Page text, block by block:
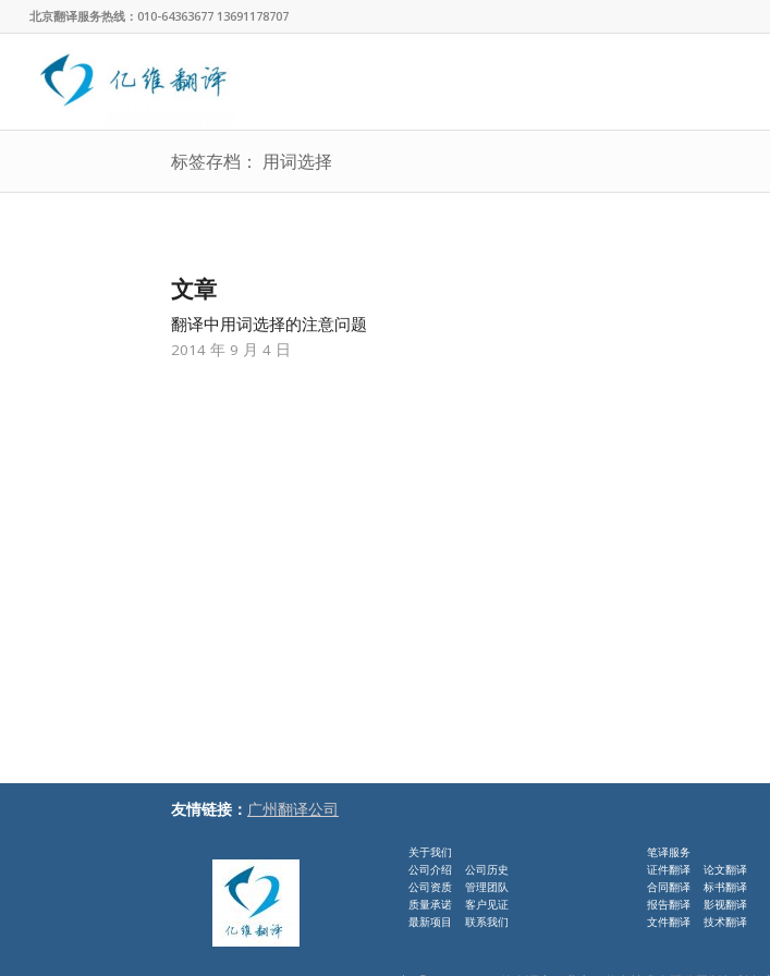
北京翻译服务热线：010-64363677 13691178707
标签存档： 用词选择
文章
翻译中用词选择的注意问题
2014 年 9 月 4 日
友情链接： 广州翻译公司
关于我们
公司介绍
公司历史
公司资质
管理团队
质量承诺 客户见证
最新项目 联系我们
笔译服务
证件翻译 论文翻译
合同翻译 标书翻译
报告翻译 影视翻译
文件翻译 技术翻译